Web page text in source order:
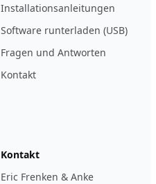
Installationsanleitungen
Software runterladen (USB)
Fragen und Antworten
Kontakt
Kontakt
Eric Frenken & Anke